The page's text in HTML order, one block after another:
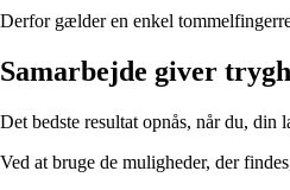
Derfor gælder en enkel
Samarbejde giver
Det bedste resultat opnås, når du,
Ved at bruge de muligheder, der